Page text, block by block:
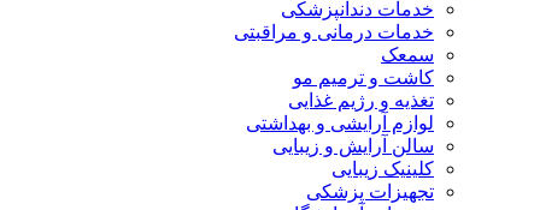
خدمات دندانپزشکی
خدمات درمانی و مراقبتی
سمعک
کاشت و ترمیم مو
تغذیه و رژیم غذایی
لوازم آرایشی و بهداشتی
سالن آرایش و زیبایی
کلینیک زیبایی
تجهیزات پزشکی